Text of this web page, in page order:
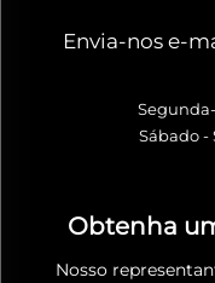
Envia-nos e-
Sábado -
Obtenha
Nosso